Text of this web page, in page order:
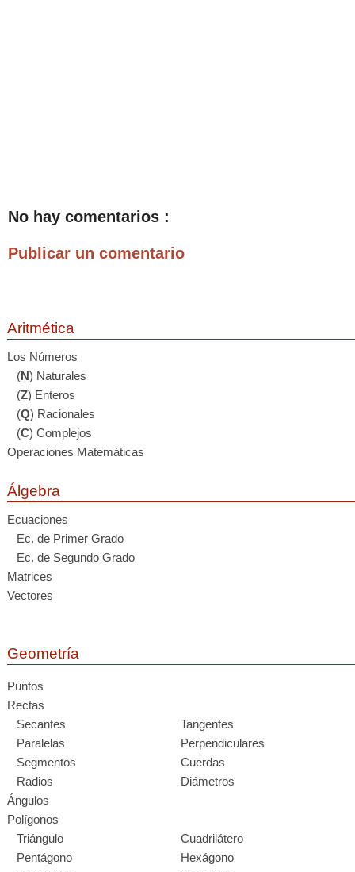
No hay comentarios :
Publicar un comentario
Aritmética
Los Números
(N) Naturales
(Z) Enteros
(Q) Racionales
(C) Complejos
Operaciones Matemáticas
Álgebra
Ecuaciones
Ec. de Primer Grado
Ec. de Segundo Grado
Matrices
Vectores
Geometría
Puntos
Rectas
Secantes
Tangentes
Paralelas
Perpendiculares
Segmentos
Cuerdas
Radios
Diámetros
Ángulos
Polígonos
Triángulo
Cuadrilátero
Pentágono
Hexágono